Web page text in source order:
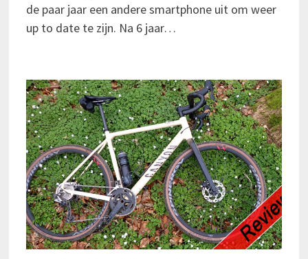
de paar jaar een andere smartphone uit om weer
up to date te zijn. Na 6 jaar…